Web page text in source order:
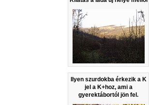
Ilyen szurdokba érkezik a K
jel a K+hoz, ami a
gyerektábortól jön fel.